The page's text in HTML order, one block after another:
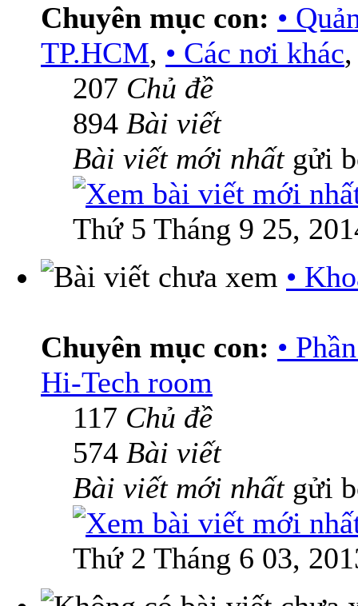
Chuyên mục con: •
TP.HCM, • Các nơi khác
207 Chủ đề
894 Bài viết
Bài viết mới nhấtgửi
Thứ 5 Tháng 9 25,
•
Chuyên mục con: •
Hi-Tech room
117 Chủ đề
574 Bài viết
Bài viết mới nhấtgửi
Thứ 2 Tháng 6 03,